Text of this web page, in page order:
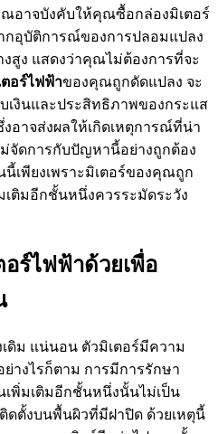
างไรก็ตาม การมีการรักษา
พิ่มเติมอีกชั้นหนึ่งนั้นไม่เป็น
ตั้งบนพื้นผิวที่มีฝาปิด ด้วยเหตุนี้
องดวงอาทิตย์อีกต่อไป จากนั้น
ความถูกต้องของการเรียกเก็บ
บายใจได้ว่าคุณกำลังชำระค่า
ณใช้ไป
าณไฟฟ้าที่คุณใช้แล้วจะจ่ายให้
ใช้คือกิโลวัตต์ต่อชั่วโมง ใน
ว่าได้ติดตั้งกล่องอย่างถูก
เครื่องเก่า เนื่องจากถ้าคุณไม่ทำ
ารณูปโภครายเดือนของคุณไม่
นี้อาจนำไปสู่อุบัติเหตุและ
หม้ ในแง่นี้ ขอแนะนำให้
รอบรมความ